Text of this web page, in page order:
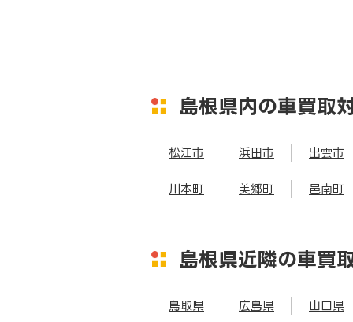
島根県内の車買取
松江市 浜田市 出雲市
川本町 美郷町 邑南町
島根県近隣の車買
鳥取県 広島県 山口県